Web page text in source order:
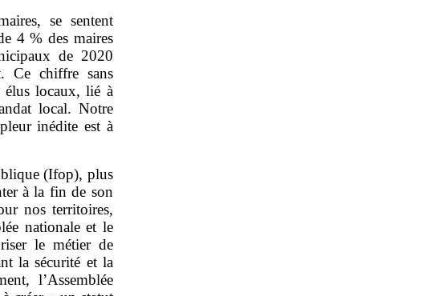
se sentent
4 % des maires
de 2020
Ce chiffre sans
élus locaux, lié à
local. Notre
inédite est à
(Ifop), plus
à la fin de son
nos territoires,
nationale et le
le métier de
la sécurité et la
l’Assemblée